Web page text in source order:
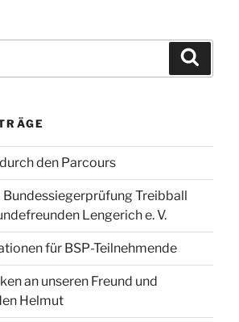
den Parcours
Treibball
Lengerich e. V.
für BSP-Teilnehmende
an unseren Freund und
Helmut